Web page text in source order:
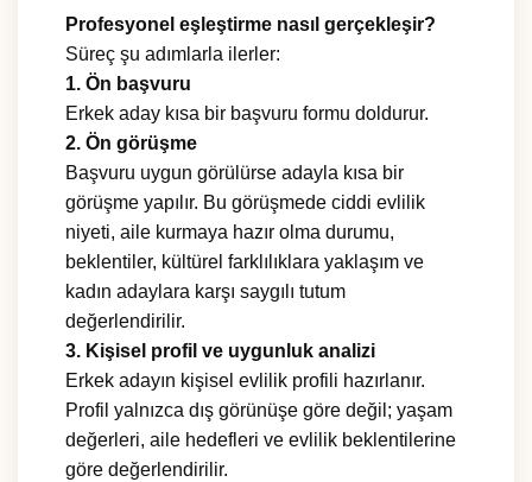
Profesyonel eşleştirme nasıl gerçekleşir?
Süreç şu adımlarla ilerler:
1. Ön başvuru
Erkek aday kısa bir başvuru formu doldurur.
2. Ön görüşme
Başvuru uygun görülürse adayla kısa bir
görüşme yapılır. Bu görüşmede ciddi evlilik
niyeti, aile kurmaya hazır olma durumu,
beklentiler, kültürel farklılıklara yaklaşım ve
kadın adaylara karşı saygılı tutum
değerlendirilir.
3. Kişisel profil ve uygunluk analizi
Erkek adayın kişisel evlilik profili hazırlanır.
Profil yalnızca dış görünüşe göre değil; yaşam
değerleri, aile hedefleri ve evlilik beklentilerine
göre değerlendirilir.